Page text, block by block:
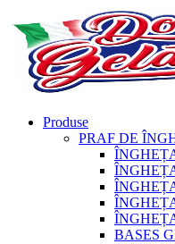
Produse
PRAF DE
BASES